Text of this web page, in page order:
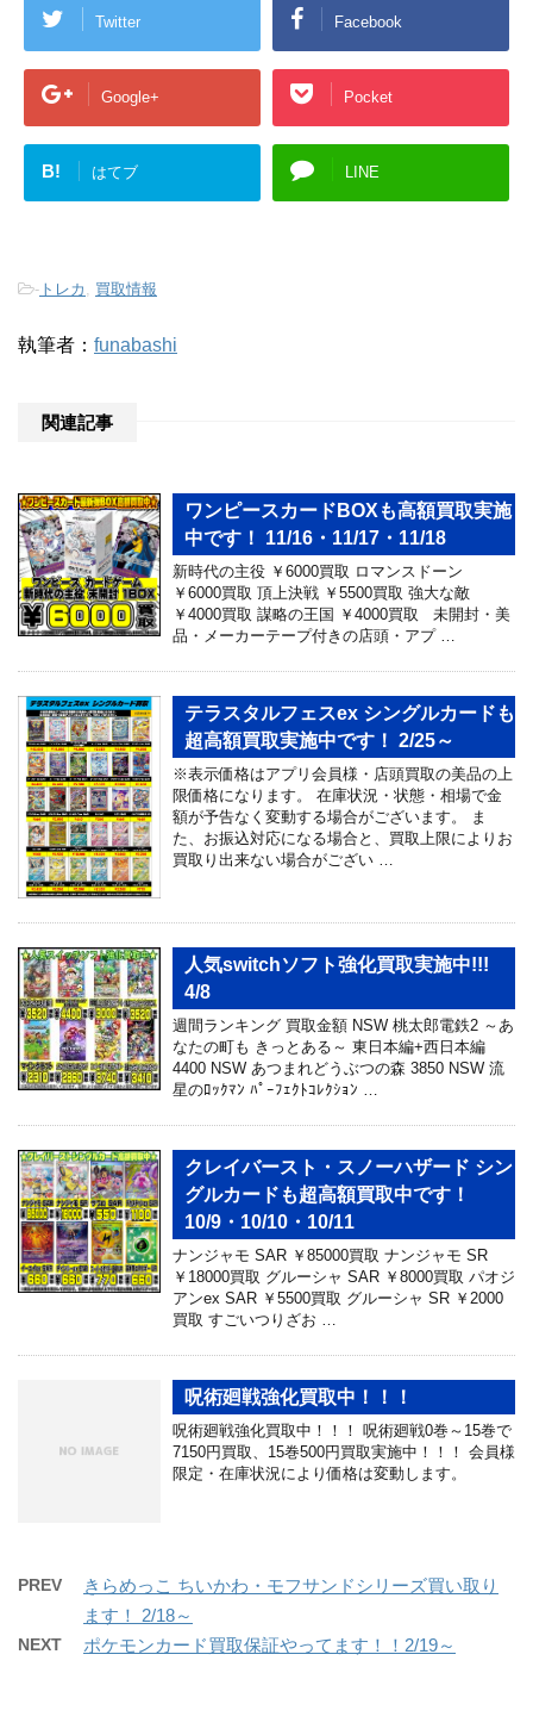
Twitter Facebook
Google+ Pocket
B! はてブ LINE
- トレカ 買取情報
執筆者： funabashi
関連記事
ワンピースカードBOXも高額買取実施
中です！ 11/16・11/17・11/18
新時代の主役 ￥6000買取 ロマンスドーン
￥6000買取 頂上決戦 ￥5500買取 強大な敵
￥4000買取 謀略の王国 ￥4000買取 未開封・美
品・メーカーテープ付きの店頭・アプ …
テラスタルフェスex シングルカードも
超高額買取実施中です！ 2/25～
※表示価格はアプリ会員様・店頭買取の美品の上
限価格になります。 在庫状況・状態・相場で金
額が予告なく変動する場合がございます。 ま
た、お振込対応になる場合と、買取上限によりお
買取り出来ない場合がござい …
人気switchソフト強化買取実施中!!!
4/8
週間ランキング 買取金額 NSW 桃太郎電鉄2 ～あ
なたの町も きっとある～ 東日本編+西日本編
4400 NSW あつまれどうぶつの森 3850 NSW 流
星のﾛｯｸﾏﾝ ﾊﾟｰﾌｪｸﾄｺﾚｸｼｮﾝ …
クレイバースト・スノーハザード シン
グルカードも超高額買取中です！
10/9・10/10・10/11
ナンジャモ SAR ￥85000買取 ナンジャモ SR
￥18000買取 グルーシャ SAR ￥8000買取 パオジ
アンex SAR ￥5500買取 グルーシャ SR ￥2000
買取 すごいつりざお …
呪術廻戦強化買取中！！！
呪術廻戦強化買取中！！！ 呪術廻戦0巻～15巻で
7150円買取、15巻500円買取実施中！！！ 会員様
限定・在庫状況により価格は変動します。
PREV
きらめっこ ちいかわ・モフサンドシリーズ買い取り
ます！ 2/18～
NEXT ポケモンカード買取保証やってます！！2/19～